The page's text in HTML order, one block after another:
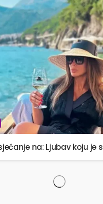
na: Ljubav koju je